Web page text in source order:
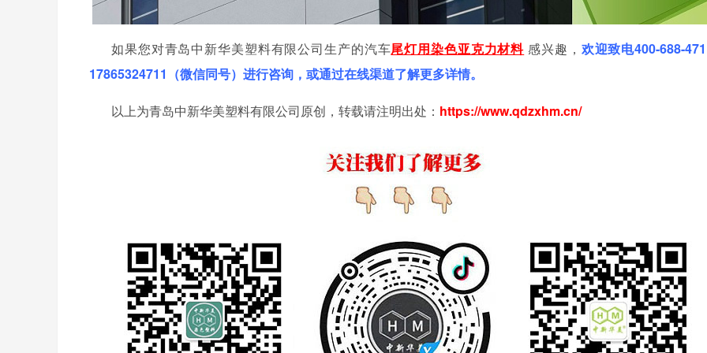
如果您对青岛中新华美塑料有限公司生产的汽车尾灯用染色亚克力材料 感兴趣， 欢迎致电400-688-
17865324711（微信同号）进行咨询，或通过在线渠道了解更多详情。
以上为青岛中新华美塑料有限公司原创，转载请注明出处： https://www.qdzxhm.cn/